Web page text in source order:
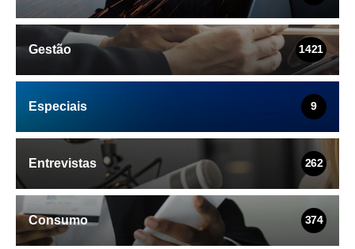
Gestão 1421
Especiais 9
Entrevistas 262
Consumo 374